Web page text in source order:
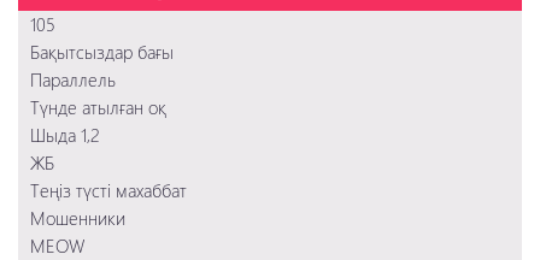
Соник 2 в кино
Игры киллеров
Тихоокеанский рубеж 2
Заложница 2
Смертельное шоссе
Қыз қиялы
Ауылдастар
Преподы
Қағаз кеме
103
Шыңға шық
Сүйіктім
Мошенники
Два лица Стамбула
Ивановы-Ивановы
105
Бақытсыздар бағы
Параллель
Түнде атылған оқ
Шыда 1,2
ЖБ
Теңіз түсті махаббат
Мошенники
MEOW